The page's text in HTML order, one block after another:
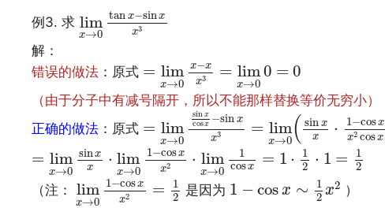
例3. 求 lim
x→0
tan x−sinx
x3
x→ 0tanx
解：
错误的做法 ：原式 = lim
x→0
x−x
x3 = lim
x→0
0 = 0
lim →0x xx =lim x
（由于分子中有减号隔开，所以不能那样替换等价无穷小）
正确的做法 ：原式 = lim
x→0
sin x
cosx −sin x
x3 = lim
x→0( sin x
x
⋅ 1−cosx
x2 cosx
=lim →0sin xcos x−sin xx3=lim
= lim
x→0
sinx
x
⋅ lim
x→0
1−cosx
x2 ⋅ lim
x→0
1
cosx = 1 ⋅
1
2 ⋅ 1 =
1
2
lim →0sinx limx→ 1− cos 2⋅limx →0 cos
（注： lim
x→0
1−cosx
x2 =
1
2
lim →01− cos x 2=1 2
是因为 1 − cos x ∼
1
2 x2
1 x 2
）